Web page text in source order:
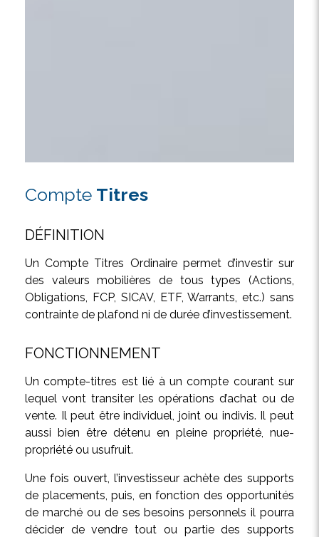
Compte Titres
DÉFINITION
Un Compte Titres Ordinaire permet d’investir sur
des valeurs mobilières de tous types (Actions,
Obligations, FCP, SICAV, ETF, Warrants, etc.) sans
contrainte de plafond ni de durée d’investissement.
FONCTIONNEMENT
Un compte-titres est lié à un compte courant sur
lequel vont transiter les opérations d’achat ou de
vente. Il peut être individuel, joint ou indivis. Il peut
aussi bien être détenu en pleine propriété, nue-
propriété ou usufruit.
Une fois ouvert, l’investisseur achète des supports
de placements, puis, en fonction des opportunités
de marché ou de ses besoins personnels il pourra
décider de vendre tout ou partie des supports